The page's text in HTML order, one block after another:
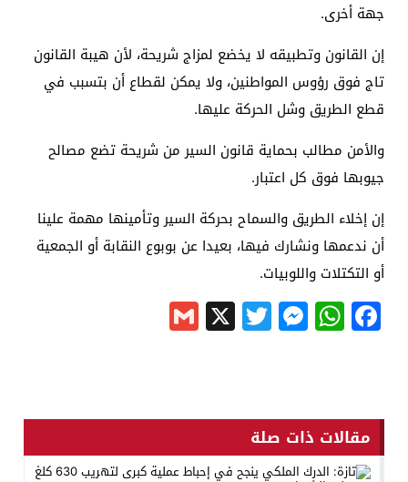
جهة أخرى.
إن القانون وتطبيقه لا يخضع لمزاج شريحة، لأن هيبة القانون
تاج فوق رؤوس المواطنين، ولا يمكن لقطاع أن بتسبب في
قطع الطريق وشل الحركة عليها.
والأمن مطالب بحماية قانون السير من شريحة تضع مصالح
جيوبها فوق كل اعتبار.
إن إخلاء الطريق والسماح بحركة السير وتأمينها مهمة علينا
أن ندعمها ونشارك فيها، بعيدا عن بوبوع النقابة أو الجمعية
أو التكتلات واللوبيات.
Facebook
WhatsApp
Messenger
Twitter
X
مقالات ذات صلة